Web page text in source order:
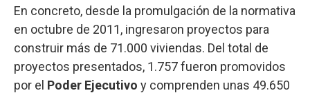
En concreto, desde la promulgación de la normativa
en octubre de 2011, ingresaron proyectos para
construir más de 71.000 viviendas. Del total de
proyectos presentados, 1.757 fueron promovidos
por el Poder Ejecutivo y comprenden unas 49.650